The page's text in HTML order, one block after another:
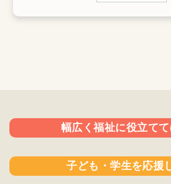
幅広く福祉に役立て
支援の内
支援の実
績
子ども・学生を応援